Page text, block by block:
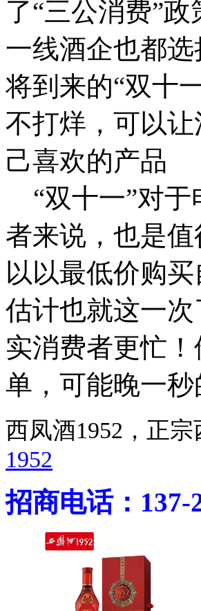
了“三公消费”
一线酒企也都
将到来的“双十
不打烊，可以
己喜欢的产品
“双十一”对于
者来说，也是
以以最低价购
估计也就这一
实消费者更忙
单，可能晚一
西凤酒1952，正
1952
招商电话：137-